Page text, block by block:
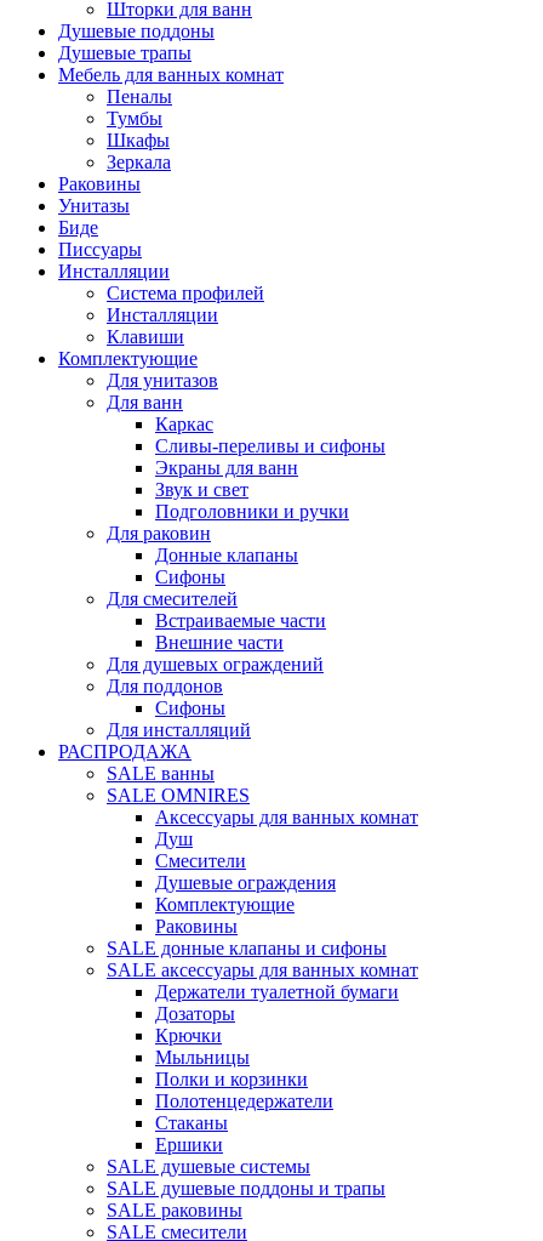
Шторки для ванн
Душевые поддоны
Душевые трапы
Мебель для ванных комнат
Пеналы
Тумбы
Шкафы
Зеркала
Раковины
Унитазы
Биде
Писсуары
Инсталляции
Система профилей
Инсталляции
Клавиши
Комплектующие
Для унитазов
Для ванн
Каркас
Сливы-переливы и сифоны
Экраны для ванн
Звук и свет
Подголовники и ручки
Для раковин
Донные клапаны
Сифоны
Для смесителей
Встраиваемые части
Внешние части
Для душевых ограждений
Для поддонов
Сифоны
Для инсталляций
РАСПРОДАЖА
SALE ванны
SALE OMNIRES
Аксессуары для ванных комнат
Душ
Смесители
Душевые ограждения
Комплектующие
Раковины
SALE донные клапаны и сифоны
SALE аксессуары для ванных комнат
Держатели туалетной бумаги
Дозаторы
Крючки
Мыльницы
Полки и корзинки
Полотенцедержатели
Стаканы
Ершики
SALE душевые системы
SALE душевые поддоны и трапы
SALE раковины
SALE смесители